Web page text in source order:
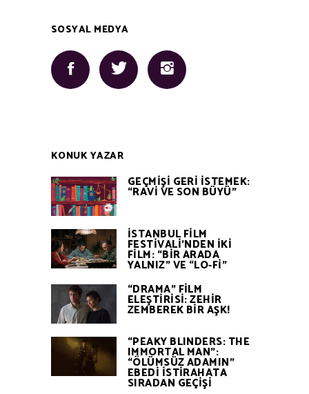
SOSYAL MEDYA
KONUK YAZAR
GEÇMİŞİ GERİ İSTEMEK:
“RAVİ VE SON BÜYÜ”
İSTANBUL FİLM
FESTİVALİ’NDEN İKİ
FİLM: “BİR ARADA
YALNIZ” VE “LO-Fİ”
“DRAMA” FİLM
ELEŞTİRİSİ: ZEHİR
ZEMBEREK BİR AŞK!
“PEAKY BLINDERS: THE
IMMORTAL MAN”:
“ÖLÜMSÜZ ADAMIN”
EBEDİ İSTİRAHATA
SIRADAN GEÇİŞİ